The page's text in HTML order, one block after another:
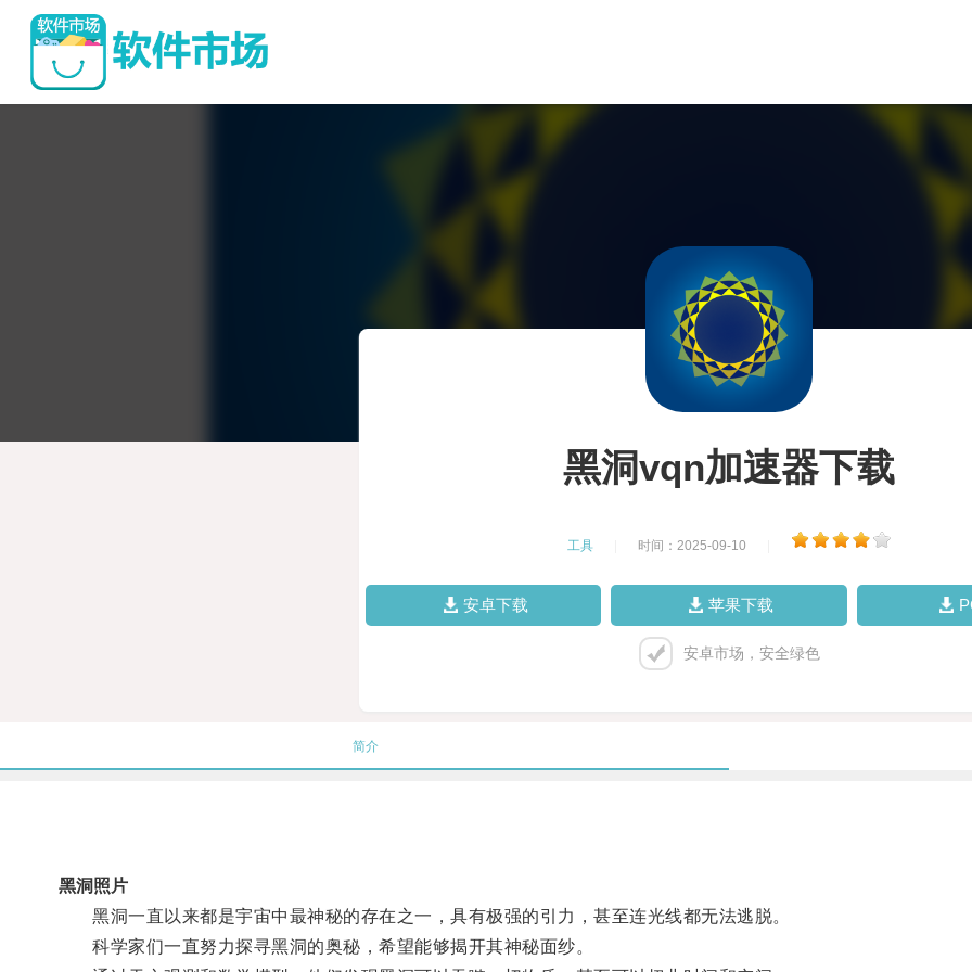
黑洞vqn加速器下载
工具 时间：2025-09-10
安卓下载 苹果下载
安卓市场，安全绿色
简介
黑洞照片
黑洞一直以来都是宇宙中最神秘的存在之一，具有极强的引力，甚至连光线都无法逃脱。
科学家们一直努力探寻黑洞的奥秘，希望能够揭开其神秘面纱。